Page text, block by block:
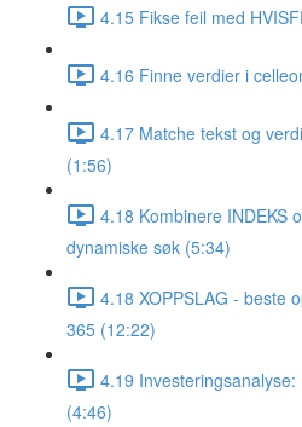
4.15 Fikse feil med
4.16 Finne verdier i
4.17 Matche tekst og
(1:56)
4.18 Kombinere INDEKS
dynamiske søk (5:34)
4.18 XOPPSLAG - beste
365 (12:22)
4.19
(4:46)